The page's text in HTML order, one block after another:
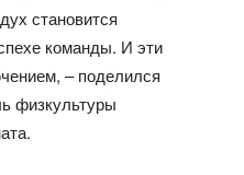
становится
команды. И эти
– поделился
физкультуры